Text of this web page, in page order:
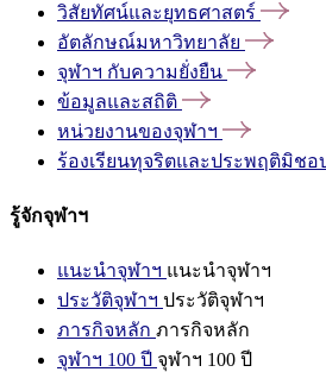
วิสัยทัศน์และยุทธศาสตร์
อัตลักษณ์มหาวิทยาลัย
จุฬาฯ กับความยั่งยืน
ข้อมูลและสถิติ
หน่วยงานของจุฬาฯ
ร้องเรียนทุจริตและประพฤติมิชอ
รู้จักจุฬาฯ
แนะนำจุฬาฯ แนะนำจุฬาฯ
ประวัติจุฬาฯ ประวัติจุฬาฯ
ภารกิจหลัก ภารกิจหลัก
จุฬาฯ 100 ปี จุฬาฯ 100 ปี